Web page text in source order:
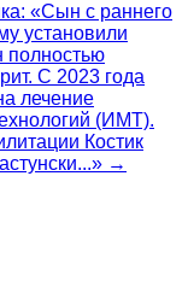
«Сын с раннего
установили
полностью
С 2023 года
лечение
(ИМТ).
Костик
→